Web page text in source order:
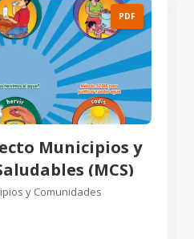
PDF
Municipios y
(MCS)
y Comunidades